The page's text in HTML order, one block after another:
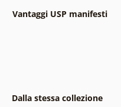
Vantaggi USP manifesti
Dalla stessa collezione